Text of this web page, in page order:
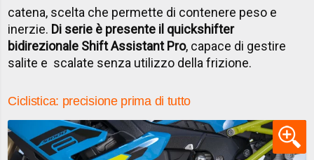
catena, scelta che permette di contenere peso e
inerzie. Di serie è presente il quickshifter
bidirezionale Shift Assistant Pro, capace di gestire
salite e scalate senza utilizzo della frizione.
Ciclistica: precisione prima di tutto